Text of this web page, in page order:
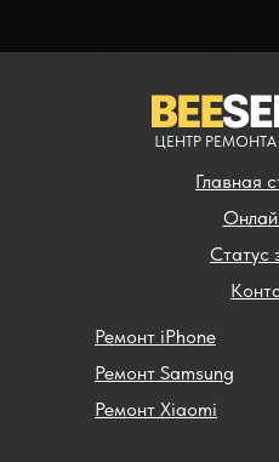
Главная
Статус
Ремонт iPhone
Ремонт Samsung
Ремонт Xiaomi
ЦЕНТР